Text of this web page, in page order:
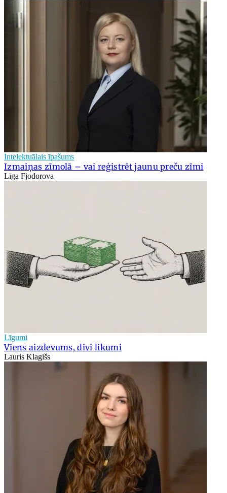
Intelektuālais īpašums
Izmaiņas zīmolā – vai reģistrēt jaunu preču zīmi
Līga Fjodorova
Līgumi
Viens aizdevums, divi likumi
Lauris Klagišs